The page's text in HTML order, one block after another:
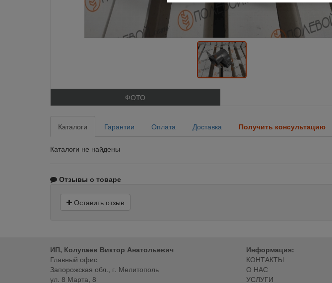
ФОТО
Каталоги Гарантии Оплата Доставка Получить консультацию
Каталоги не найдены
Отзывы о товаре
Оставить отзыв
ИП, Колупаев Виктор Анатольевич
Главный офис
Запорожская обл., г. Мелитополь
ул. 8 Марта, 8
Информация:
КОНТАКТЫ
О НАС
УСЛУГИ